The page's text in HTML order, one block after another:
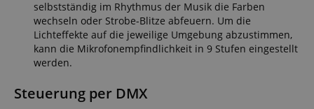
selbstständig im Rhythmus der Musik die Farben
wechseln oder Strobe-Blitze abfeuern. Um die
Lichteffekte auf die jeweilige Umgebung abzustimmen,
kann die Mikrofonempfindlichkeit in 9 Stufen eingestellt
werden.
Steuerung per DMX